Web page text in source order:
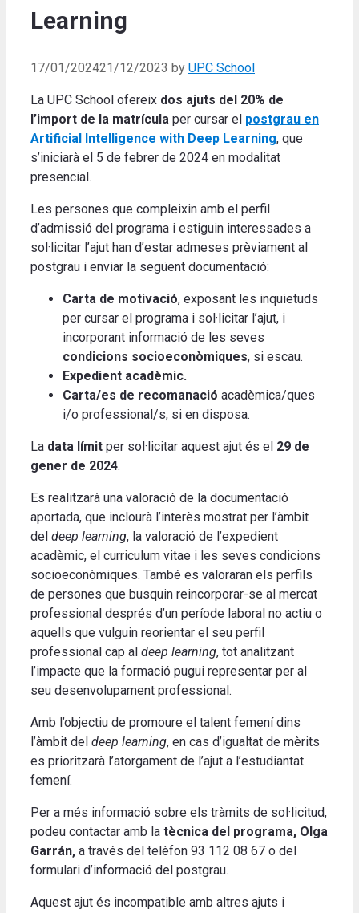
Learning
17/01/202421/12/2023 by UPC School
La UPC School ofereix dos ajuts del 20% de
l’import de la matrícula per cursar el postgrau en
Artificial Intelligence with Deep Learning, que
s’iniciarà el 5 de febrer de 2024 en modalitat
presencial.
Les persones que compleixin amb el perfil
d’admissió del programa i estiguin interessades a
sol·licitar l’ajut han d’estar admeses prèviament al
postgrau i enviar la següent documentació:
Carta de motivació, exposant les inquietuds
per cursar el programa i sol·licitar l’ajut, i
incorporant informació de les seves
condicions socioeconòmiques, si escau.
Expedient acadèmic.
Carta/es de recomanació acadèmica/ques
i/o professional/s, si en disposa.
La data límit per sol·licitar aquest ajut és el 29 de
gener de 2024.
Es realitzarà una valoració de la documentació
aportada, que inclourà l’interès mostrat per l’àmbit
del deep learning, la valoració de l’expedient
acadèmic, el curriculum vitae i les seves condicions
socioeconòmiques. També es valoraran els perfils
de persones que busquin reincorporar-se al mercat
professional després d’un període laboral no actiu o
aquells que vulguin reorientar el seu perfil
professional cap al deep learning, tot analitzant
l’impacte que la formació pugui representar per al
seu desenvolupament professional.
Amb l’objectiu de promoure el talent femení dins
l’àmbit del deep learning, en cas d’igualtat de mèrits
es prioritzarà l’atorgament de l’ajut a l’estudiantat
femení.
Per a més informació sobre els tràmits de sol·licitud,
podeu contactar amb la tècnica del programa, Olga
Garrán, a través del telèfon 93 112 08 67 o del
formulari d’informació del postgrau.
Aquest ajut és incompatible amb altres ajuts i